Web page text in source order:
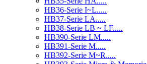
HB36-Serie I~L.....
HB37-Serie LA.....
HB38-Serie LB ~ LF.....
HB390-Serie LM.....
HB391-Serie M.....
HB392-Serie M~R.....